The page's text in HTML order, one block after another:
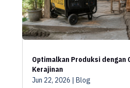
Optimalkan Produksi
Kerajinan
Jun 22, 2026
Blog